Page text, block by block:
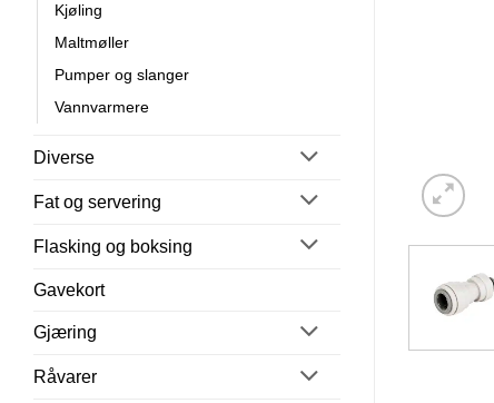
Kjøling
Maltmøller
Pumper og slanger
Vannvarmere
Diverse
Fat og servering
Flasking og boksing
Gavekort
Gjæring
Råvarer